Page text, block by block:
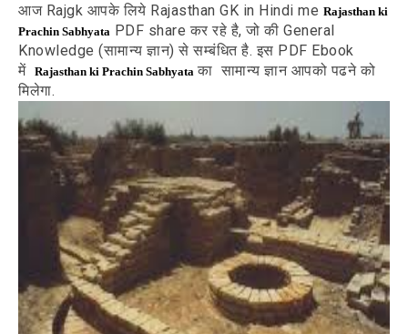
आज Rajgk आपके लिये Rajasthan GK in Hindi me Rajasthan ki
Prachin Sabhyata PDF share कर रहे है, जो की General
Knowledge (सामान्य ज्ञान) से सम्बंधित है. इस PDF Ebook
में Rajasthan ki Prachin Sabhyataका सामान्य ज्ञान आपको पढने को
मिलेगा.